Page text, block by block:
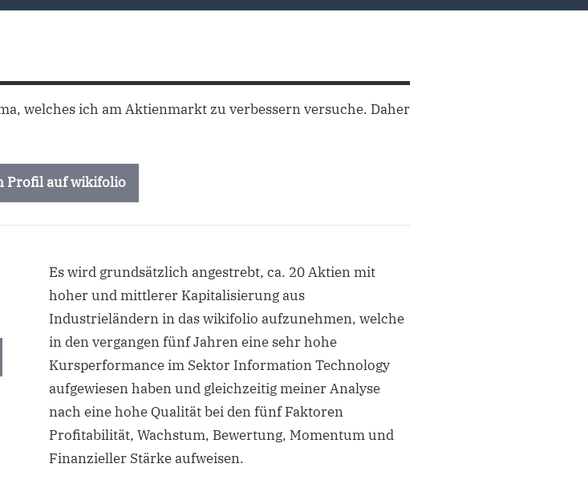
welches ich am Aktienmarkt zu verbessern versuche. Daher
Profil auf wikifolio
Es wird grundsätzlich angestrebt, ca. 20 Aktien mit
hoher und mittlerer Kapitalisierung aus
Industrieländern in das wikifolio aufzunehmen, welche
in den vergangen fünf Jahren eine sehr hohe
Kursperformance im Sektor Information Technology
aufgewiesen haben und gleichzeitig meiner Analyse
nach eine hohe Qualität bei den fünf Faktoren
Profitabilität, Wachstum, Bewertung, Momentum und
Finanzieller Stärke aufweisen.